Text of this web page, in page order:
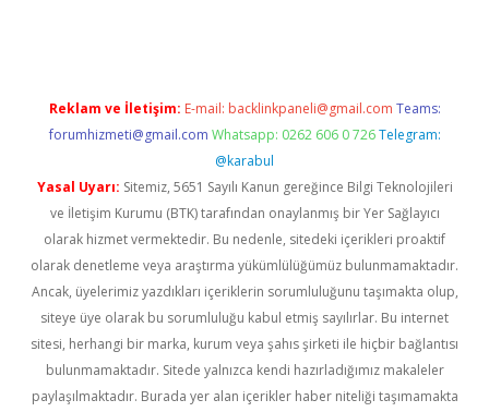
Reklam ve İletişim: E-mail: backlinkpaneli@gmail.com Teams:
forumhizmeti@gmail.com Whatsapp: 0262 606 0 726 Telegram:
@karabul
Yasal Uyarı: Sitemiz, 5651 Sayılı Kanun gereğince Bilgi Teknolojileri
ve İletişim Kurumu (BTK) tarafından onaylanmış bir Yer Sağlayıcı
olarak hizmet vermektedir. Bu nedenle, sitedeki içerikleri proaktif
olarak denetleme veya araştırma yükümlülüğümüz bulunmamaktadır.
Ancak, üyelerimiz yazdıkları içeriklerin sorumluluğunu taşımakta olup,
siteye üye olarak bu sorumluluğu kabul etmiş sayılırlar. Bu internet
sitesi, herhangi bir marka, kurum veya şahıs şirketi ile hiçbir bağlantısı
bulunmamaktadır. Sitede yalnızca kendi hazırladığımız makaleler
paylaşılmaktadır. Burada yer alan içerikler haber niteliği taşımamakta